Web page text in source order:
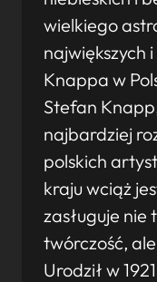
wielkiego
największych
Knappa w
Stefan
najbardziej
polskich
kraju wciąż
zasługuje
twórczość,
Urodził w